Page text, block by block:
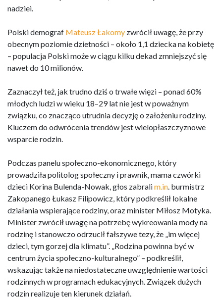
nadziei.
Polski demograf Mateusz Łakomy zwrócił uwagę, że przy
obecnym poziomie dzietności – około 1,1 dziecka na kobietę
– populacja Polski może w ciągu kilku dekad zmniejszyć się
nawet do 10 milionów.
Zaznaczył też, jak trudno dziś o trwałe więzi – ponad 60%
młodych ludzi w wieku 18–29 lat nie jest w poważnym
związku, co znacząco utrudnia decyzję o założeniu rodziny.
Kluczem do odwrócenia trendów jest wielopłaszczyznowe
wsparcie rodzin.
Podczas panelu społeczno-ekonomicznego, który
prowadziła politolog społeczny i prawnik, mama czwórki
dzieci Korina Bulenda-Nowak, głos zabralim.in. burmistrz
Zakopanego Łukasz Filipowicz, który podkreślił lokalne
działania wspierające rodziny, oraz minister Miłosz Motyka.
Minister zwrócił uwagę na potrzebę wykreowania mody na
rodzinę i stanowczo odrzucił fałszywe tezy, że „im więcej
dzieci, tym gorzej dla klimatu”. „Rodzina powinna być w
centrum życia społeczno-kulturalnego” – podkreślił,
wskazując także na niedostateczne uwzględnienie wartości
rodzinnych w programach edukacyjnych. Związek dużych
rodzin realizuje ten kierunek działań.